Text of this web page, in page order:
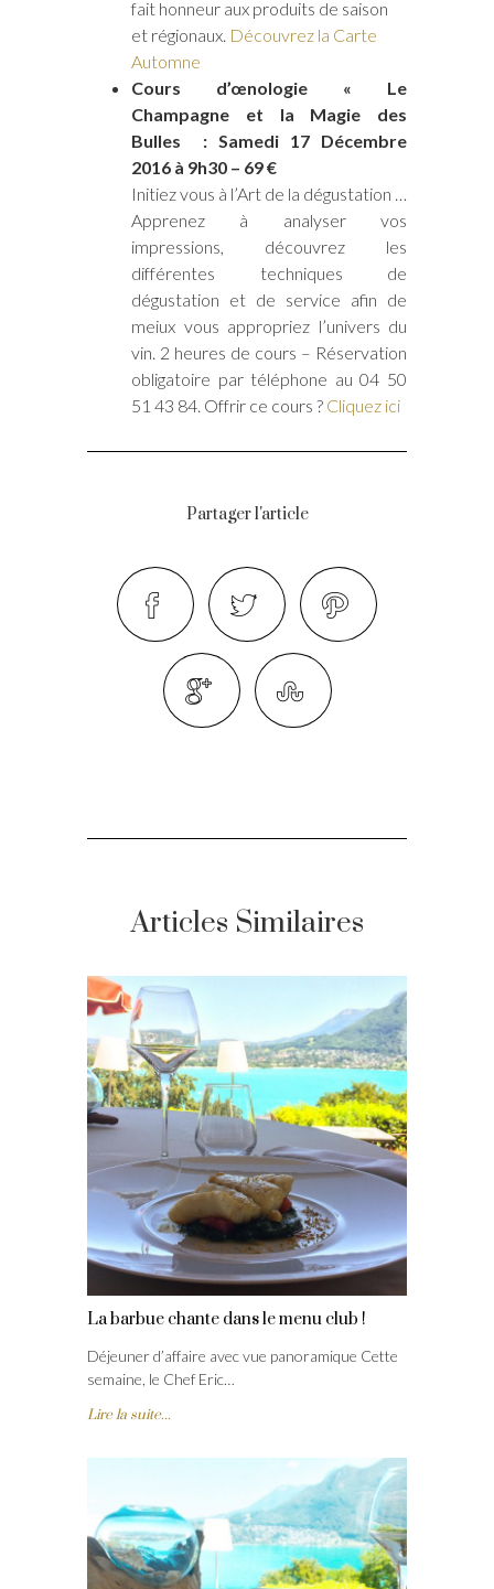
fait honneur aux produits de saison
et régionaux. Découvrez la Carte
Automne
Cours d’œnologie « Le
Champagne et la Magie des
Bulles : Samedi 17 Décembre
2016 à 9h30 – 69 €
Initiez vous à l’Art de la dégustation …
Apprenez à analyser vos
impressions, découvrez les
différentes techniques de
dégustation et de service afin de
meiux vous appropriez l’univers du
vin. 2 heures de cours – Réservation
obligatoire par téléphone au 04 50
51 43 84. Offrir ce cours ? Cliquez ici
Partager l'article
Articles Similaires
La barbue chante dans le menu club !
Déjeuner d’affaire avec vue panoramique Cette
semaine, le Chef Eric…
Lire la suite...